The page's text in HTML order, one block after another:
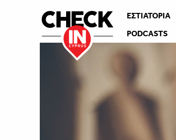
ΕΣΤΙΑΤΌΡΙΑ
PODCASTS